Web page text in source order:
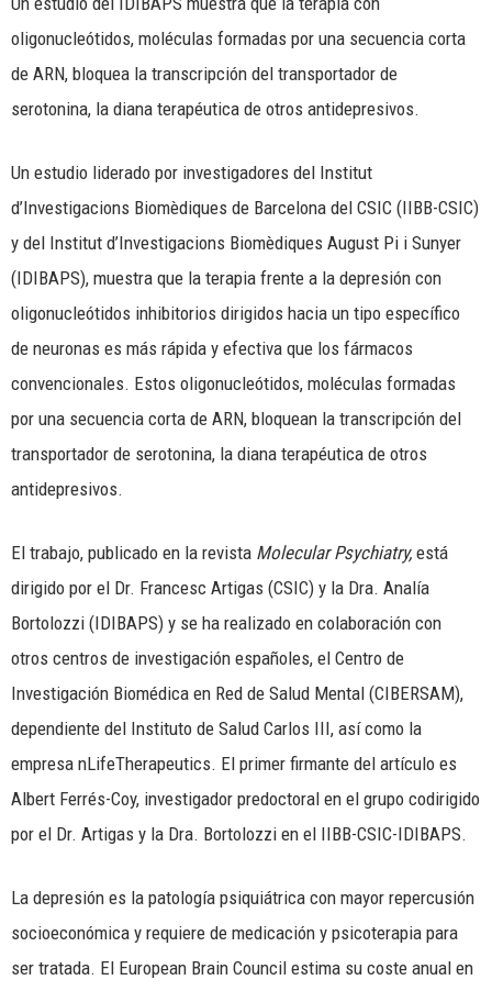
oligonucleótidos, moléculas formadas por una secuencia corta
de ARN, bloquea la transcripción del transportador de
serotonina, la diana terapéutica de otros antidepresivos.
Un estudio liderado por investigadores del Institut
d’Investigacions Biomèdiques de Barcelona del CSIC (IIBB-CSIC)
y del Institut d’Investigacions Biomèdiques August Pi i Sunyer
(IDIBAPS), muestra que la terapia frente a la depresión con
oligonucleótidos inhibitorios dirigidos hacia un tipo específico
de neuronas es más rápida y efectiva que los fármacos
convencionales. Estos oligonucleótidos, moléculas formadas
por una secuencia corta de ARN, bloquean la transcripción del
transportador de serotonina, la diana terapéutica de otros
antidepresivos.
El trabajo, publicado en la revista Molecular Psychiatry, está
dirigido por el Dr. Francesc Artigas (CSIC) y la Dra. Analía
Bortolozzi (IDIBAPS) y se ha realizado en colaboración con
otros centros de investigación españoles, el Centro de
Investigación Biomédica en Red de Salud Mental (CIBERSAM),
dependiente del Instituto de Salud Carlos III, así como la
empresa nLifeTherapeutics. El primer firmante del artículo es
Albert Ferrés-Coy, investigador predoctoral en el grupo codirigido
por el Dr. Artigas y la Dra. Bortolozzi en el IIBB-CSIC-IDIBAPS.
La depresión es la patología psiquiátrica con mayor repercusión
socioeconómica y requiere de medicación y psicoterapia para
ser tratada. El European Brain Council estima su coste anual en